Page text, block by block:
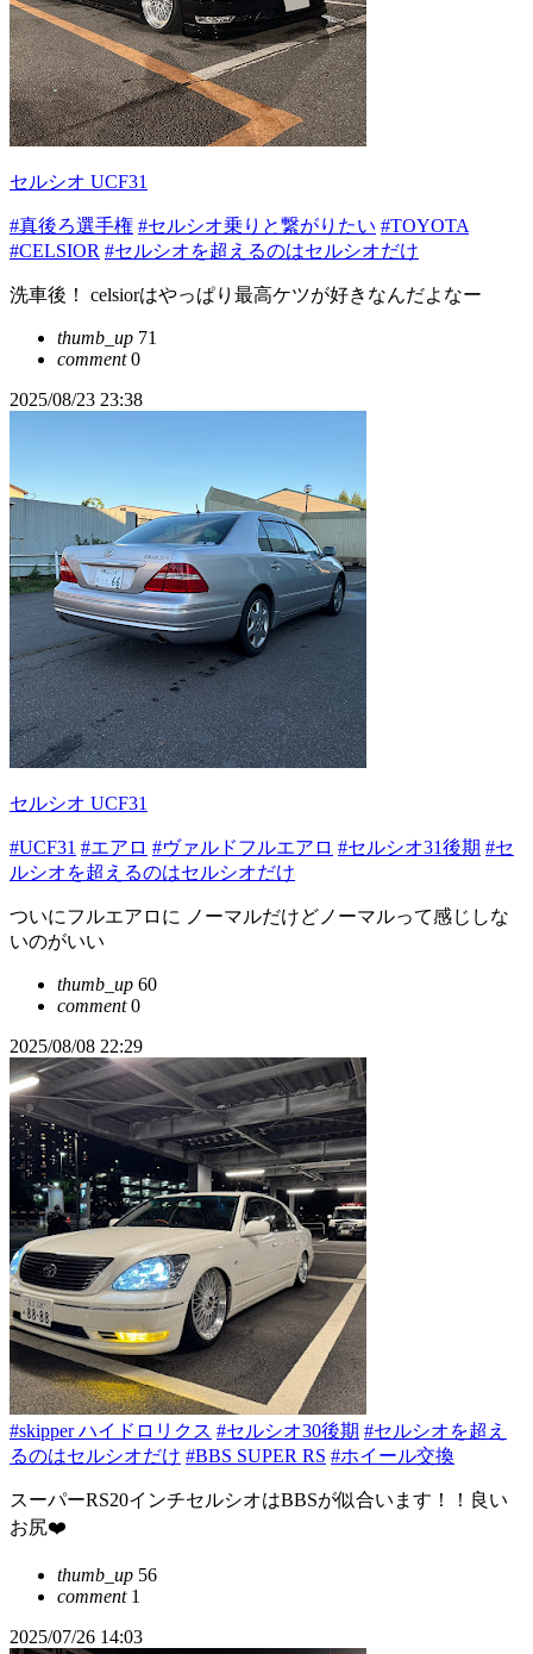
セルシオ UCF31
#真後ろ選手権 #セルシオ乗りと繋がりたい #TOYOTA
#CELSIOR #セルシオを超えるのはセルシオだけ
洗車後！ celsiorはやっぱり最高ケツが好きなんだよなー
thumb_up 71
comment0
2025/08/23 23:38
セルシオ UCF31
#UCF31 #エアロ #ヴァルドフルエアロ #セルシオ31後期 #セ
ルシオを超えるのはセルシオだけ
ついにフルエアロに ノーマルだけどノーマルって感じしな
いのがいい
thumb_up 60
comment0
2025/08/08 22:29
#skipper ハイドロリクス #セルシオ30後期 #セルシオを超え
るのはセルシオだけ #BBS SUPER RS #ホイール交換
スーパーRS20インチセルシオはBBSが似合います！！良い
お尻❤️
thumb_up 56
comment1
2025/07/26 14:03